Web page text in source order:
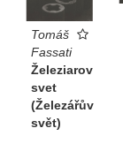
Tomáš
Fassati
Železiarov
svet
(Železářův
svět)